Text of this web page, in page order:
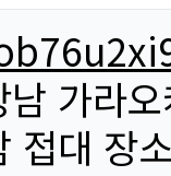
가라
접대 장